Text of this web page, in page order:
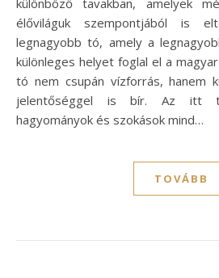
élőviláguk szempontjából is
legnagyobb tó, amely a
különleges helyet foglal el a
tó nem csupán vízforrás, hanem
jelentőséggel is bír. Az itt
hagyományok és szokások mind…
TOVÁBB